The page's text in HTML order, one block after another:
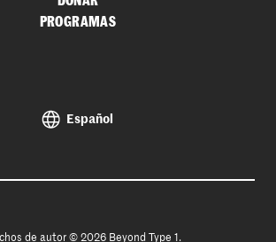
PROGRAMAS
Español
de autor © 2026 Beyond Type 1.